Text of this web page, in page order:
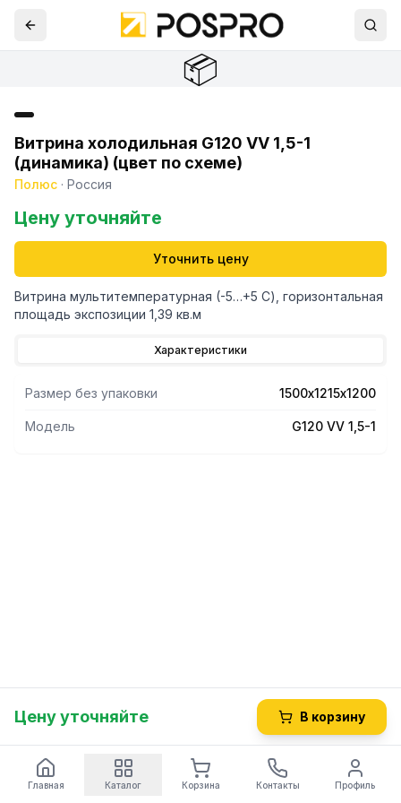
📦
Витрина холодильная G120 VV 1,5-1
(динамика) (цвет по схеме)
Полюс · Россия
Цену уточняйте
Уточнить цену
Витрина мультитемпературная (-5…+5 С), горизонтальная
площадь экспозиции 1,39 кв.м
Характеристики
Размер без упаковки 1500х1215х1200
Модель G120 VV 1,5-1
Цену уточняйте В корзину
Главная Каталог Корзина Контакты Профиль